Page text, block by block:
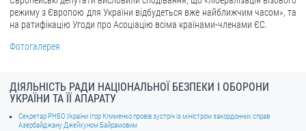
режиму з Європою для України відбудеться вже найближчим часом», та
на ратифікацію Угоди про Асоціацію всіма країнами-членами ЄС.
Фотогалерея
ДІЯЛЬНІСТЬ РАДИ НАЦІОНАЛЬНОЇ БЕЗПЕКИ І ОБОРОНИ
УКРАЇНИ ТА ЇЇ АПАРАТУ
Секретар РНБО України Ігор Клименко провів зустріч із міністром закордонних справ
Азербайджану Джейхуном Байрамовим